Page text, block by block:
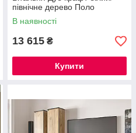
північне дерево Поло
В наявності
13 615 ₴
Купити